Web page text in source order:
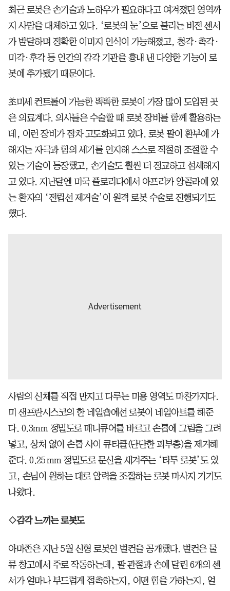
최근 로봇은 손기술과 노하우가 필요하다고 여겨졌던 영역까
지 사람을 대체하고 있다. ‘로봇의 눈’으로 불리는 비전 센서
가 발달하며 정확한 이미지 인식이 가능해졌고, 청각·촉각·
미각·후각 등 인간의 감각 기관을 흉내 낸 다양한 기능이 로
봇에 추가됐기 때문이다.
초미세 컨트롤이 가능한 똑똑한 로봇이 가장 많이 도입된 곳
은 의료계다. 의사들은 수술할 때 로봇 장비를 함께 활용하는
데, 이런 장비가 점차 고도화되고 있다. 로봇 팔이 환부에 가
해지는 자극과 힘의 세기를 인지해 스스로 적절히 조절할 수
있는 기술이 등장했고, 손기술도 훨씬 더 정교하고 섬세해지
고 있다. 지난달엔 미국 플로리다에서 아프리카 앙골라에 있
는 환자의 ‘전립선 제거술’이 원격 로봇 수술로 진행되기도
했다.
사람의 신체를 직접 만지고 다루는 미용 영역도 마찬가지다.
미 샌프란시스코의 한 네일숍에선 로봇이 네일아트를 해준
다. 0.3mm 정밀도로 매니큐어를 바르고 손톱에 그림을 그려
넣고, 상처 없이 손톱 사이 큐티클(단단한 피부층)을 제거해
준다. 0.25 mm 정밀도로 문신을 새겨주는 ‘타투 로봇’도 있
고, 손님이 원하는 대로 압력을 조절하는 로봇 마사지 기기도
나왔다.
◇감각 느끼는 로봇도
아마존은 지난 5월 신형 로봇인 벌컨을 공개했다. 벌컨은 물
류 창고에서 주로 작동하는데, 팔 관절과 손에 달린 6개의 센
서가 얼마나 부드럽게 접촉하는지, 어떤 힘을 가하는지, 얼